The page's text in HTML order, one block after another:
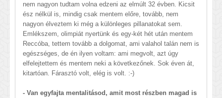
nem nagyon tudtam volna edzeni az elmúlt 32 évben. Kicsit
ész nélkül is, mindig csak mentem előre, tovább, nem
nagyon élveztem ki még a különleges pillanatokat sem.
Emlékszem, olimpiát nyertünk és egy-két hét után mentem
Reccóba, tettem tovább a dolgomat, ami valahol talán nem is
egészséges, de én ilyen voltam: ami megvolt, azt úgy
elfelejtettem és mentem neki a következőnek. Sok éven át,
kitartóan. Fárasztó volt, elég is volt. :-)
- Van egyfajta mentalitásod, amit most részben magad is